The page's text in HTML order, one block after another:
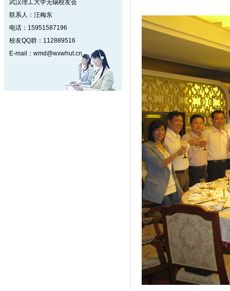
武汉理工大学无锡校友会
联系人：汪梅东
电话：15951587196
校友QQ群：112889516
E-mail：wmd@wxwhut.cn